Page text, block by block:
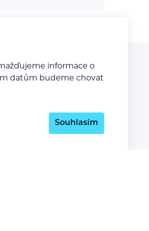
informace o
datům budeme chovat
Souhlasím